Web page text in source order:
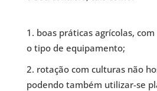
boas práticas agrícolas,
o tipo de equipamento;
rotação com culturas não
podendo também utilizar-se